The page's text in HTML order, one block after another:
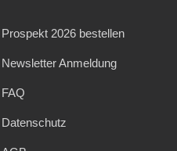
Prospekt 2026 bestellen
Newsletter Anmeldung
FAQ
Datenschutz